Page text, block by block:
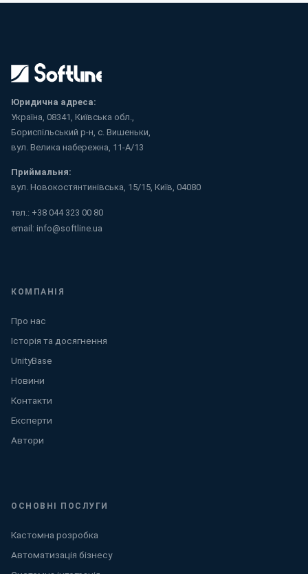
Юридична адреса:
Україна, 08341, Київська обл.,
Бориспільський р-н, с. Вишеньки,
вул. Велика набережна, 11-А/13
Приймальня:
вул. Новокостянтинівська, 15/15, Київ, 04080
тел.: +38 044 323 00 80
email: info@softline.ua
КОМПАНІЯ
Про нас
Історія та досягнення
UnityBase
Новини
Контакти
Експерти
Автори
ОСНОВНІ ПОСЛУГИ
Кастомна розробка
Автоматизація бізнесу